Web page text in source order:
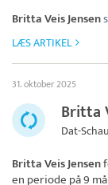
Britta Veis Jensen
LÆS ARTIKEL
31. oktober 2025
Britta
Dat-
Britta Veis Jensen
en periode på 9